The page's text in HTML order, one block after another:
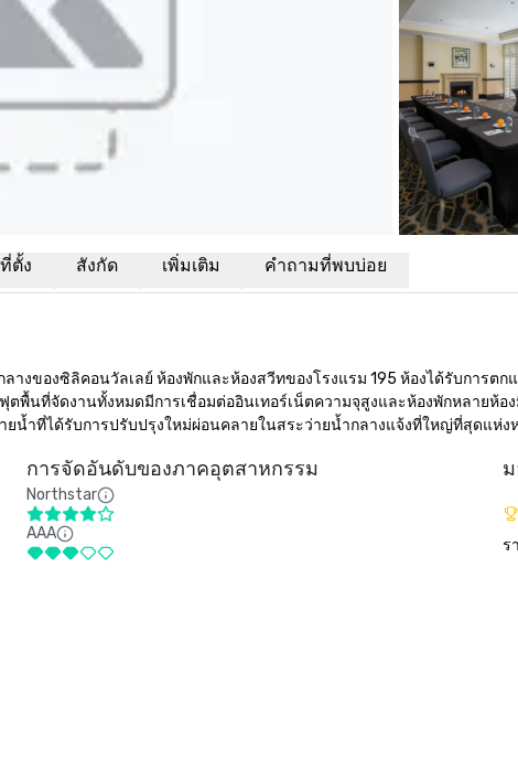
ตั้ง สังกัด เพิ่มเติม คำถามที่พบบ่อย
ลางของซิลิคอนวัลเลย์ ห้องพักและห้องสวีทของโรงแรม 195 ห้องได้รับการ
พื้นที่จัดงานทั้งหมดมีการเชื่อมต่ออินเทอร์เน็ตความจุสูงและห้องพักหลายห้
ยน้ำที่ได้รับการปรับปรุงใหม่ผ่อนคลายในสระว่ายน้ำกลางแจ้งที่ใหญ่ที่สุดแ
การจัดอันดับของภาคอุตสาหกรรม
Northstar
AAA
ร